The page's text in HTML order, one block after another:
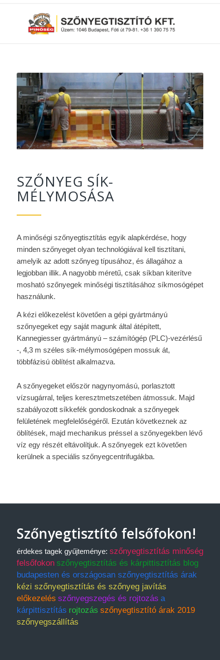
SZŐNYEG SÍK-
MÉLYMOSÁSA
A minőségi szőnyegtisztítás egyik alapkérdése, hogy
minden szőnyeget olyan technológiával kell tisztítani,
amelyik az adott szőnyeg típusához, és állagához a
legjobban illik. A nagyobb méretű, csak síkban kiterítve
mosható szőnyegek minőségi tisztításához síkmosógépet
használunk.
A kézi előkezelést követően a gépi gyártmányú
szőnyegeket egy saját magunk által átépített,
Kannegiesser gyártmányú – számítógép (PLC)-vezérlésű
-, 4,3 m széles sík-mélymosógépen mossuk át,
többfázisú öblítést alkalmazva.
A szőnyegeket először nagynyomású, porlasztott
vízsugárral, teljes keresztmetszetében átmossuk. Majd
szabályozott síkkefék gondoskodnak a szőnyegek
felületének megfelelőségéről. Ezután következnek az
öblítések, majd mechanikus préssel a szőnyegekben lévő
víz egy részét eltávolítjuk. A szőnyegek ezt követően
kerülnek a speciális szőnyegcentrifugákba.
Szőnyegtisztító felsőfokon!
érdekes tagek gyűjteménye: szőnyegtisztítás minőség
felsőfokon szőnyegtisztítás és kárpittisztítás blog
budapesten és országosan szőnyegtisztítás árak
kézi szőnyegtisztítás és szőnyeg javítás
előkezelés szőnyegszegés és rojtozás a
kárpittisztítás rojtozás szőnyegtisztító árak 2019
szőnyegszállítás